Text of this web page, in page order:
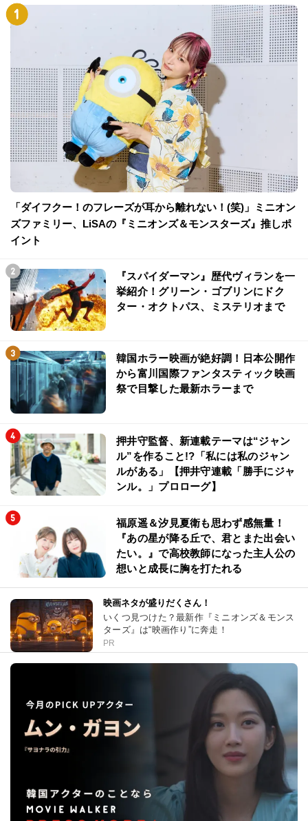
「ダイフクー！のフレーズが耳から離れない！(笑)」ミニオン
ズファミリー、LiSAの『ミニオンズ＆モンスターズ』推しポ
イント
『スパイダーマン』歴代ヴィランを一
挙紹介！グリーン・ゴブリンにドク
ター・オクトパス、ミステリオまで
韓国ホラー映画が絶好調！日本公開作
から富川国際ファンタスティック映画
祭で目撃した最新ホラーまで
押井守監督、新連載テーマは“ジャン
ル”を作ること!?「私には私のジャン
ルがある」【押井守連載「勝手にジャ
ンル。」プロローグ】
福原遥＆汐見夏衛も思わず感無量！
『あの星が降る丘で、君とまた出会い
たい。』で高校教師になった主人公の
想いと成長に胸を打たれる
映画ネタが盛りだくさん！
いくつ見つけた？最新作『ミニオンズ＆モンス
ターズ』は“映画作り”に奔走！
PR